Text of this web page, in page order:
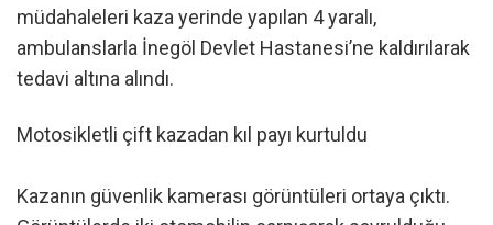
müdahaleleri kaza yerinde yapılan 4 yaralı,
ambulanslarla İnegöl Devlet Hastanesi’ne kaldırılarak
tedavi altına alındı.
Motosikletli çift kazadan kıl payı kurtuldu
Kazanın güvenlik kamerası görüntüleri ortaya çıktı.